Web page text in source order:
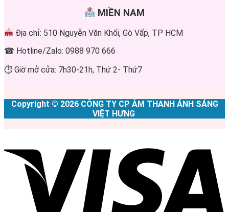
MIỀN NAM
Địa chỉ: 510 Nguyễn Văn Khối, Gò Vấp, TP HCM
☎ Hotline/Zalo: 0988 970 666
⏱ Giờ mở cửa: 7h30-21h, Thứ 2- Thứ7
Copyright © 2026 CÔNG TY CP ÂM THANH ÁNH SÁNG
VIỆT HƯNG